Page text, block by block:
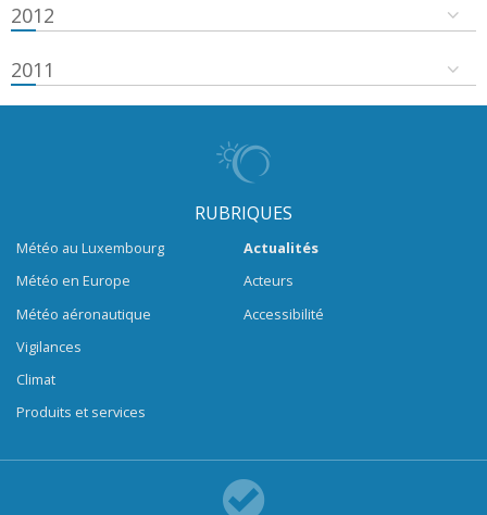
2012
2011
RUBRIQUES
Météo au Luxembourg
Météo en Europe
Météo aéronautique
Vigilances
Climat
Produits et services
Actualités
Acteurs
Accessibilité